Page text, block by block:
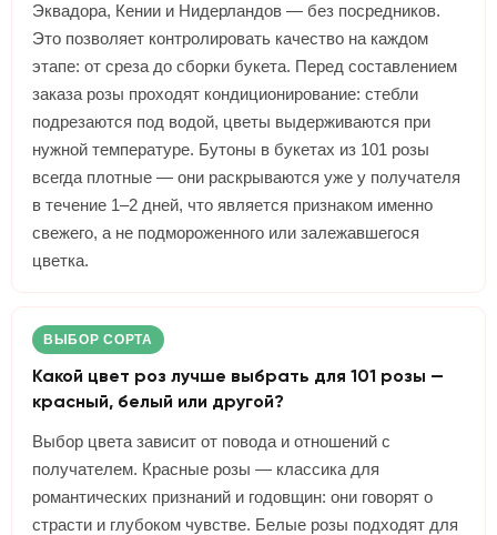
Эквадора, Кении и Нидерландов — без посредников.
Это позволяет контролировать качество на каждом
этапе: от среза до сборки букета. Перед составлением
заказа розы проходят кондиционирование: стебли
подрезаются под водой, цветы выдерживаются при
нужной температуре. Бутоны в букетах из 101 розы
всегда плотные — они раскрываются уже у получателя
в течение 1–2 дней, что является признаком именно
свежего, а не подмороженного или залежавшегося
цветка.
ВЫБОР СОРТА
Какой цвет роз лучше выбрать для 101 розы —
красный, белый или другой?
Выбор цвета зависит от повода и отношений с
получателем. Красные розы — классика для
романтических признаний и годовщин: они говорят о
страсти и глубоком чувстве. Белые розы подходят для